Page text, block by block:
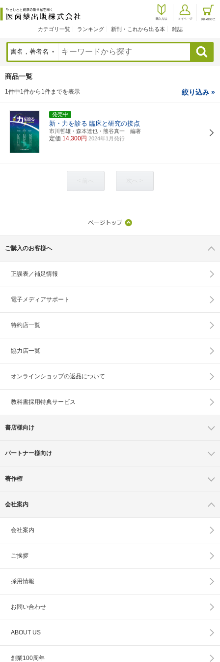
カテゴリ一覧 ランキング 新刊・これから出る本 雑誌
検索
商品一覧
1件中1件から1件までを表示 絞り込み »
発売中
新・力を診る 臨床と研究の接点
市川哲雄・森本達也・熊谷真一 編著
定価 14,300円 2024年1月発行
ご購入のお客様へ
正誤表／補足情報
電子メディアサポート
特約店一覧
協力店一覧
オンラインショップの返品について
教科書採用特典サービス
書店様向け
パートナー様向け
著作権
会社案内
会社案内
ご挨拶
採用情報
お問い合わせ
ABOUT US
創業100周年